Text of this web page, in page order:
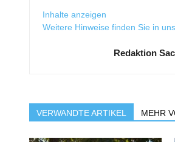
Inhalte anzeigen
Weitere Hinweise finden Sie in
Redaktion
VERWANDTE ARTIKEL MEHR